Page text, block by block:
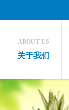
ABOUT US
关于我们